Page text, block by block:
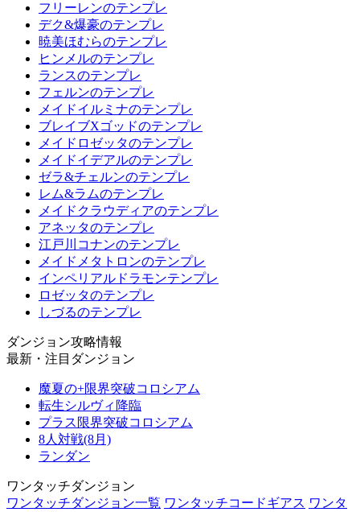
フリーレンのテンプレ
デク&爆豪のテンプレ
暁美ほむらのテンプレ
ヒンメルのテンプレ
ランスのテンプレ
フェルンのテンプレ
メイドイルミナのテンプレ
ブレイブXゴッドのテンプレ
メイドロゼッタのテンプレ
メイドイデアルのテンプレ
ゼラ&チェルンのテンプレ
レム&ラムのテンプレ
メイドクラウディアのテンプレ
アネッタのテンプレ
江戸川コナンのテンプレ
メイドメタトロンのテンプレ
インペリアルドラモンテンプレ
ロゼッタのテンプレ
しづるのテンプレ
ダンジョン攻略情報
最新・注目ダンジョン
魔夏の+限界突破コロシアム
転生シルヴィ降臨
プラス限界突破コロシアム
8人対戦(8月)
ランダン
ワンタッチダンジョン
ワンタッチダンジョン一覧 ワンタッチコードギアス ワンタ